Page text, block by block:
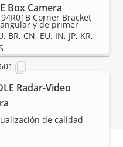
Box Camera
y de primer
Radar-Video
de calidad
Corner Bracket
BR, CN, EU, IN, JP, KR,